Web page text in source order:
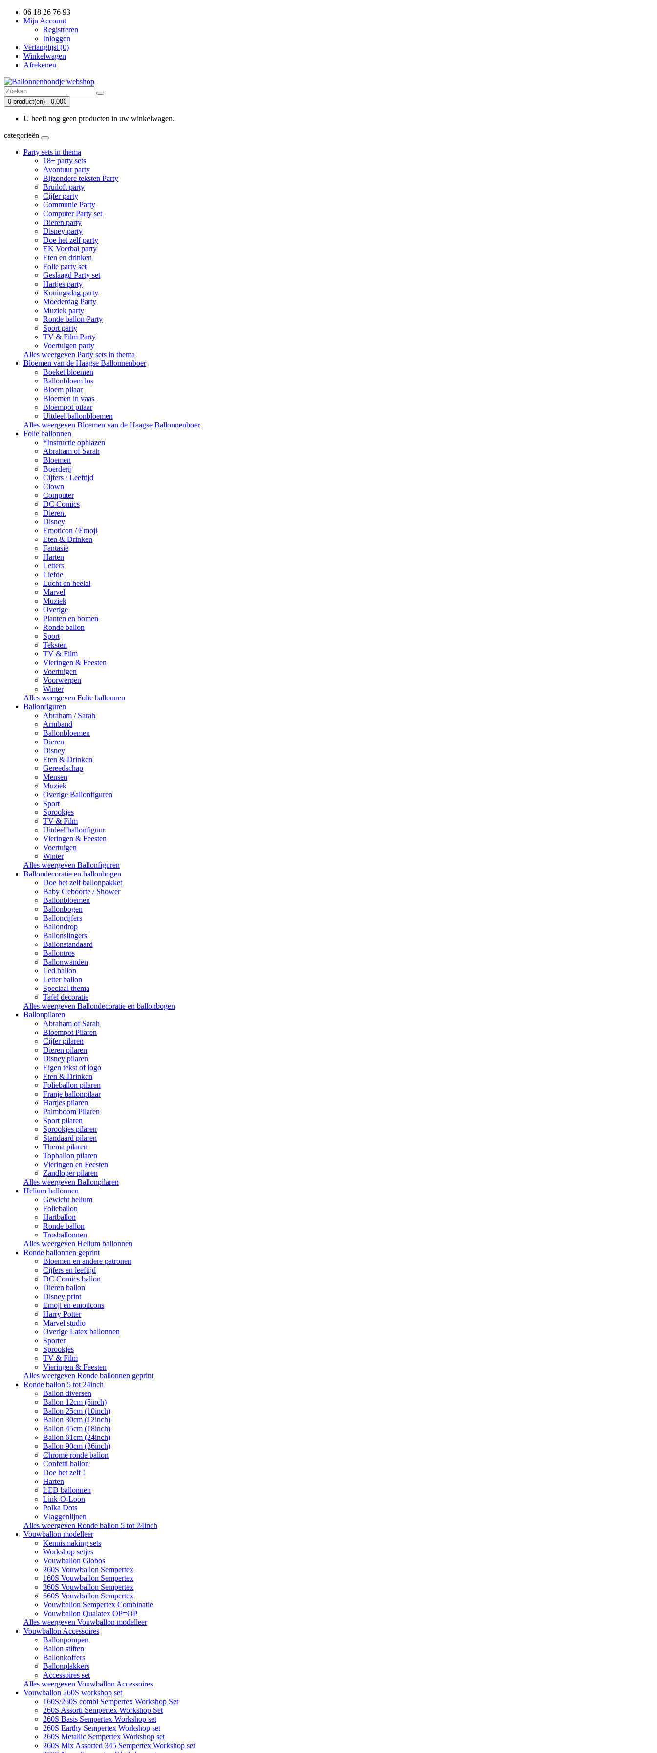
06 18 26 76 93
Mijn Account
Registreren
Inloggen
Verlanglijst (0)
Winkelwagen
Afrekenen
0 product(en) - 0,00€
U heeft nog geen producten in uw winkelwagen.
categorieën
Party sets in thema
18+ party sets
Avontuur party
Bijzondere teksten Party
Bruiloft party
Cijfer party
Communie Party
Computer Party set
Dieren party
Disney party
Doe het zelf party
EK Voetbal party
Eten en drinken
Folie party set
Geslaagd Party set
Hartjes party
Koningsdag party
Moederdag Party
Muziek party
Ronde ballon Party
Sport party
TV & Film Party
Voertuigen party
Alles weergeven Party sets in thema
Bloemen van de Haagse Ballonnenboer
Boeket bloemen
Ballonbloem los
Bloem pilaar
Bloemen in vaas
Bloempot pilaar
Uitdeel ballonbloemen
Alles weergeven Bloemen van de Haagse Ballonnenboer
Folie ballonnen
*Instructie opblazen
Abraham of Sarah
Bloemen
Boerderij
Cijfers / Leeftijd
Clown
Computer
DC Comics
Dieren.
Disney
Emoticon / Emoji
Eten & Drinken
Fantasie
Harten
Letters
Liefde
Lucht en heelal
Marvel
Muziek
Overige
Planten en bomen
Ronde ballon
Sport
Teksten
TV & Film
Vieringen & Feesten
Voertuigen
Voorwerpen
Winter
Alles weergeven Folie ballonnen
Ballonfiguren
Abraham / Sarah
Armband
Ballonbloemen
Dieren
Disney
Eten & Drinken
Gereedschap
Mensen
Muziek
Overige Ballonfiguren
Sport
Sprookjes
TV & Film
Uitdeel ballonfiguur
Vieringen & Feesten
Voertuigen
Winter
Alles weergeven Ballonfiguren
Ballondecoratie en ballonbogen
Doe het zelf ballonpakket
Baby Geboorte / Shower
Ballonbloemen
Ballonbogen
Balloncijfers
Ballondrop
Ballonslingers
Ballonstandaard
Ballontros
Ballonwanden
Led ballon
Letter ballon
Speciaal thema
Tafel decoratie
Alles weergeven Ballondecoratie en ballonbogen
Ballonpilaren
Abraham of Sarah
Bloempot Pilaren
Cijfer pilaren
Dieren pilaren
Disney pilaren
Eigen tekst of logo
Eten & Drinken
Folieballon pilaren
Franje ballonpilaar
Hartjes pilaren
Palmboom Pilaren
Sport pilaren
Sprookjes pilaren
Standaard pilaren
Thema pilaren
Topballon pilaren
Vieringen en Feesten
Zandloper pilaren
Alles weergeven Ballonpilaren
Helium ballonnen
Gewicht helium
Folieballon
Hartballon
Ronde ballon
Trosballonnen
Alles weergeven Helium ballonnen
Ronde ballonnen geprint
Bloemen en andere patronen
Cijfers en leeftijd
DC Comics ballon
Dieren ballon
Disney print
Emoji en emoticons
Harry Potter
Marvel studio
Overige Latex ballonnen
Sporten
Sprookjes
TV & Film
Vieringen & Feesten
Alles weergeven Ronde ballonnen geprint
Ronde ballon 5 tot 24inch
Ballon diversen
Ballon 12cm (5inch)
Ballon 25cm (10inch)
Ballon 30cm (12inch)
Ballon 45cm (18inch)
Ballon 61cm (24inch)
Ballon 90cm (36inch)
Chrome ronde ballon
Confetti ballon
Doe het zelf !
Harten
LED ballonnen
Link-O-Loon
Polka Dots
Vlaggenlijnen
Alles weergeven Ronde ballon 5 tot 24inch
Vouwballon modelleer
Kennismaking sets
Workshop setjes
Vouwballon Globos
260S Vouwballon Sempertex
160S Vouwballon Sempertex
360S Vouwballon Sempertex
660S Vouwballon Sempertex
Vouwballon Sempertex Combinatie
Vouwballon Qualatex OP=OP
Alles weergeven Vouwballon modelleer
Vouwballon Accessoires
Ballonpompen
Ballon stiften
Ballonkoffers
Ballonplakkers
Accessoires set
Alles weergeven Vouwballon Accessoires
Vouwballon 260S workshop set
160S/260S combi Sempertex Workshop Set
260S Assorti Sempertex Workshop Set
260S Basis Sempertex Workshop set
260S Earthy Sempertex Workshop set
260S Metallic Sempertex Workshop set
260S Mix Assorted 345 Sempertex Workshop set